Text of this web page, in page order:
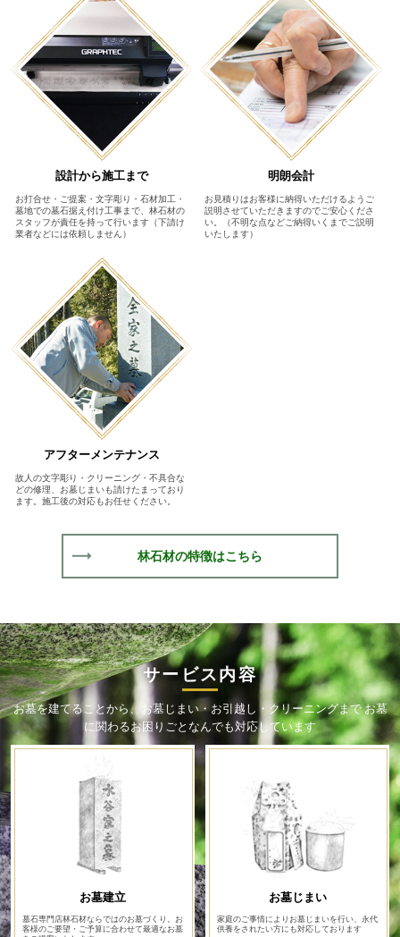
設計から施工まで
お打合せ・ご提案・文字彫り・石材加工・
墓地での墓石据え付け工事まで、林石材の
スタッフが責任を持って行います（下請け
業者などには依頼しません）
明朗会計
お見積りはお客様に納得いただけるようご
説明させていただきますのでご安心くださ
い。（不明な点などご納得いくまでご説明
いたします）
アフターメンテナンス
故人の文字彫り・クリーニング・不具合な
どの修理、お墓じまいも請けたまっており
ます。施工後の対応もお任せください。
林石材の特徴はこちら
サービス内容
お墓を建てることから、お墓じまい・お引越し・クリーニングまでお墓
に関わるお困りごとなんでも対応しています
お墓建立
墓石専門店林石材ならではのお墓づくり。お
客様のご要望・ご予算に合わせて最適なお墓
お墓じまい
家庭のご事情によりお墓じまいを行い、永代
供養をされたい方にも対応しております